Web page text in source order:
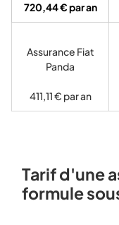
720,44 € par an
Assurance Fiat
Panda
411,11 € par an
Tarif d'une
formule